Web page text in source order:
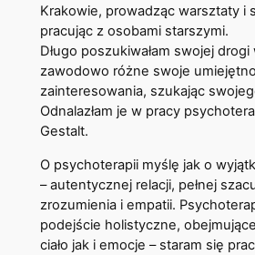
Krakowie, prowadząc warsztaty i
pracując z osobami starszymi.
Długo poszukiwałam swojej
zawodowo różne swoje
zainteresowania, szukając
Odnalazłam je w pracy
Gestalt.
O psychoterapii myślę jak o
– autentycznej relacji, pełnej
zrozumienia i empatii.
podejście holistyczne,
ciało jak i emocje – staram się